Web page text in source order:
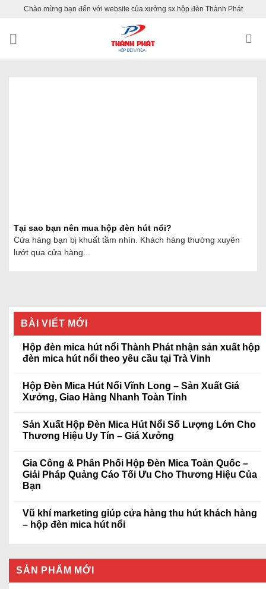
content
Chào mừng bạn đến với website của xưởng sx hộp đèn Thành Phát
BÀI VIẾT MỚI
Hộp đèn mica hút nổi Thành Phát nhận sản xuất hộp
đèn mica hút nổi theo yêu cầu tại Trà Vinh
Hộp Đèn Mica Hút Nổi Vĩnh Long – Sản Xuất Giá
Xưởng, Giao Hàng Nhanh Toàn Tỉnh
Sản Xuất Hộp Đèn Mica Hút Nổi Số Lượng Lớn Cho
Thương Hiệu Uy Tín – Giá Xưởng
Gia Công & Phân Phối Hộp Đèn Mica Toàn Quốc –
Giải Pháp Quảng Cáo Tối Ưu Cho Thương Hiệu Của
Bạn
Vũ khí marketing giúp cửa hàng thu hút khách hàng
– hộp đèn mica hút nổi
SẢN PHẨM MỚI
Tại sao bạn nên mua hộp đèn hút nổi?
Cửa hàng bạn bị khuất tầm nhìn. Khách hàng thường xuyên
lướt qua cửa hàng...